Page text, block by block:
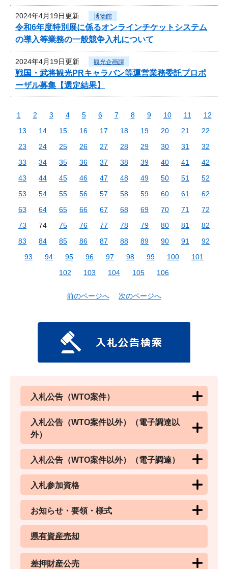
2024年4月19日更新 博物館
令和6年度特別展に係るオンラインチケットシステム
の導入等業務の一般競争入札について
2024年4月19日更新 観光企画課
戦国・武将観光PRキャラバン等運営業務委託プロポ
ーザル募集【選定結果】
1 2 3 4 5 6 7 8 9 10 11
12
13
14 15 16 17 18 19 20 21
22
23
24 25 26 27 28 29 30 31
32
33
34 35 36 37 38 39 40 41
42
43
44 45 46 47 48 49 50 51
52
53
54 55 56 57 58 59 60 61
62
63
64 65 66 67 68 69 70 71
72
73
74 75 76 77 78 79 80 81
82
83
84 85 86 87 88 89 90 91
92
93
94 95 96 97 98 99 100
101
102
103 104 105 106
前のページへ 次のページへ
入札公告（WTO案件）
入札公告（WTO案件以外）（電子調達以
外）
入札公告（WTO案件以外）（電子調達）
入札参加資格
お知らせ・要領・様式
県有資産売却
差押財産公売